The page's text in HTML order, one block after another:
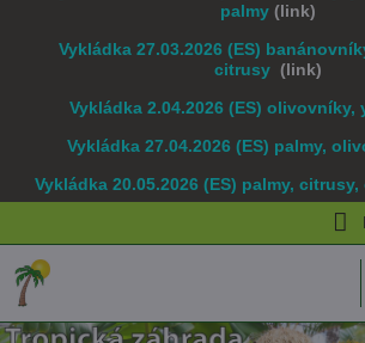
palmy (link)
Vykládka 27.03.2026 (ES)
citrusy (link)
Vykládka 2.04.2026 (ES) olivovníky,
Vykládka 27.04.2026 (ES) palmy,
Vykládka 20.05.2026 (ES) palmy,